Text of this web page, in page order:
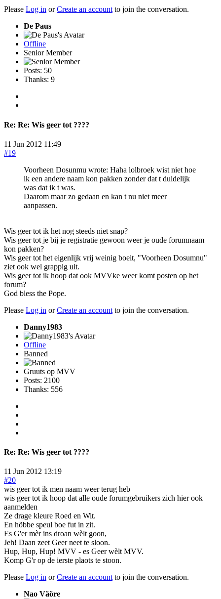
Please Log in orCreate an accountto join the conversation.
De Paus
Offline
Senior Member
Posts: 50
Thanks: 9
Re: Re: Wis geer tot ????
11 Jun 2012 11:49
#19
Voorheen Dosunmu wrote: Haha lolbroek wist niet hoe
ik een andere naam kon pakken zonder dat t duidelijk
was dat ik t was.
Daarom maar zo gedaan en kan t nu niet meer
aanpassen.
Wis geer tot ik het nog steeds niet snap?
Wis geer tot je bij je registratie gewoon weer je oude forumnaam
kon pakken?
Wis geer tot het eigenlijk vrij weinig boeit, "Voorheen Dosumnu"
ziet ook wel grappig uit.
Wis geer tot ik hoop dat ook MVVke weer komt posten op het
forum?
God bless the Pope.
Please Log in orCreate an account to join the conversation.
Danny1983
Offline
Banned
Gruuts op MVV
Posts: 2100
Thanks: 556
Re: Re: Wis geer tot ????
11 Jun 2012 13:19
#20
wis geer tot ik men naam weer terug heb
wis geer tot ik hoop dat alle oude forumgebruikers zich hier ook
aanmelden
Ze drage kleure Roed en Wit.
En höbbe speul boe fut in zit.
Es G'er mèr ins droan wèlt goon,
Jeh! Daan zeet Geer neet te sloon.
Hup, Hup, Hup! MVV - es Geer wèlt MVV.
Komp G'r op de ierste plaots te stoon.
Please Log in orCreate an accountto join the conversation.
Nao Väöre